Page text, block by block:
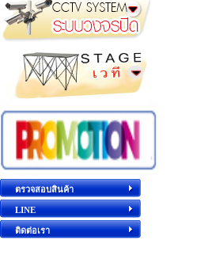
ตรวจสอบสินค้า
LINE
ติดต่อเรา